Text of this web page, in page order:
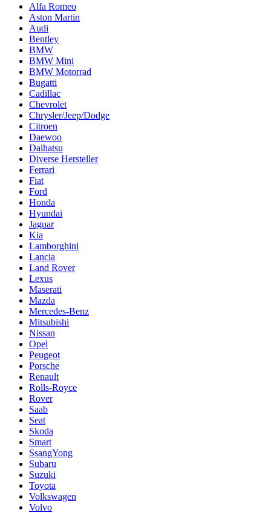
Alfa Romeo
Aston Martin
Audi
Bentley
BMW
BMW Mini
BMW Motorrad
Bugatti
Cadillac
Chevrolet
Chrysler/Jeep/Dodge
Citroen
Daewoo
Daihatsu
Diverse Hersteller
Ferrari
Fiat
Ford
Honda
Hyundai
Jaguar
Kia
Lamborghini
Lancia
Land Rover
Lexus
Maserati
Mazda
Mercedes-Benz
Mitsubishi
Nissan
Opel
Peugeot
Porsche
Renault
Rolls-Royce
Rover
Saab
Seat
Skoda
Smart
SsangYong
Subaru
Suzuki
Toyota
Volkswagen
Volvo